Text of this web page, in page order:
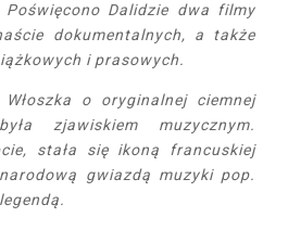
Poświęcono Dalidzie dwa filmy
dokumentalnych, a także
i prasowych.
o oryginalnej ciemnej
zjawiskiem muzycznym.
stała się ikoną francuskiej
gwiazdą muzyki pop.